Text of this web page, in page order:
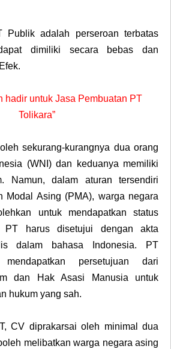
Publik adalah perseroan terbatas
dimiliki secara bebas dan
hadir untuk Jasa Pembuatan PT
Tolikara”
sekurang-kurangnya dua orang
(WNI) dan keduanya memiliki
Namun, dalam aturan tersendiri
Modal Asing (PMA), warga negara
untuk mendapatkan status
PT harus disetujui dengan akta
dalam bahasa Indonesia. PT
persetujuan dari
dan Hak Asasi Manusia untuk
hukum yang sah.
CV diprakarsai oleh minimal dua
melibatkan warga negara asing